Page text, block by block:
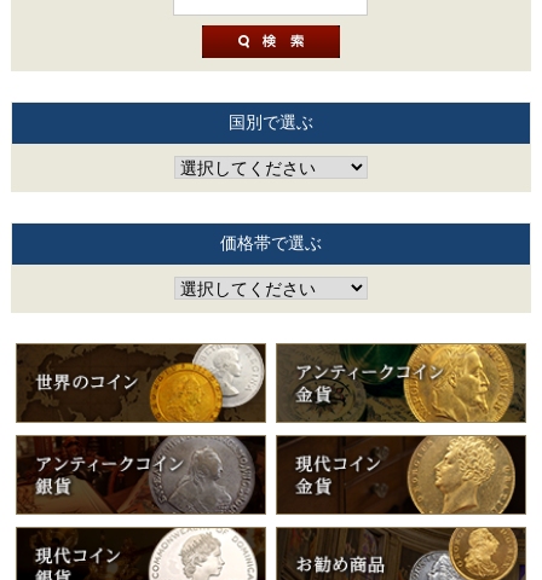
国別で選ぶ
価格帯で選ぶ